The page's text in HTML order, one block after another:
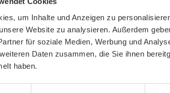
um Inhalte und Anzeigen zu
Website zu analysieren. Außerdem
für soziale Medien, Werbung und
Daten zusammen, die Sie ihnen
haben.